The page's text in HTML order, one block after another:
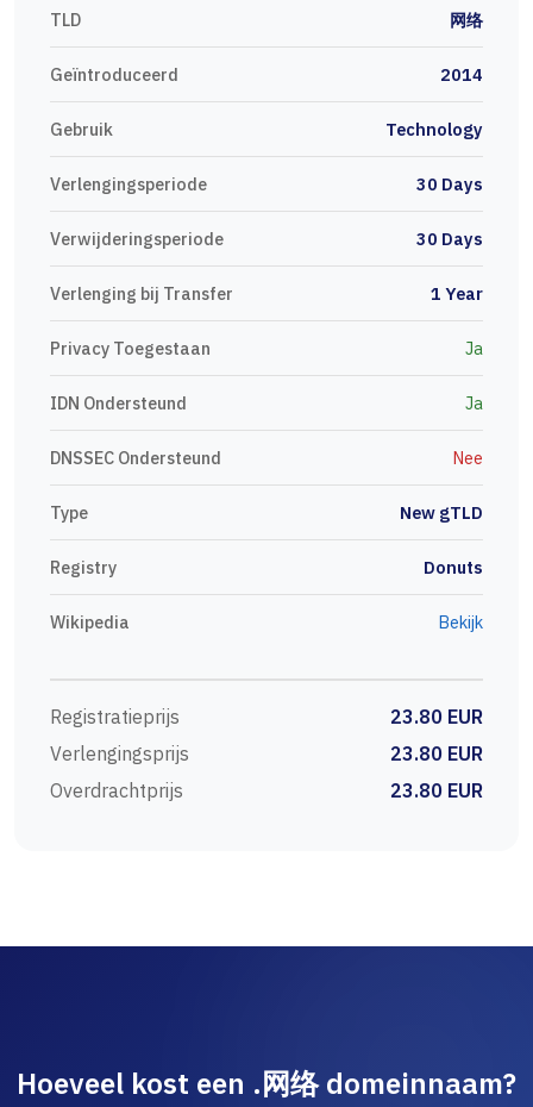
TLD 网络
Geïntroduceerd 2014
Gebruik Technology
Verlengingsperiode 30 Days
Verwijderingsperiode 30 Days
Verlenging bij Transfer 1 Year
Privacy Toegestaan Ja
IDN Ondersteund Ja
DNSSEC Ondersteund Nee
Type New gTLD
Registry Donuts
Wikipedia Bekijk
Registratieprijs
23.80 EUR
Verlengingsprijs
23.80 EUR
Overdrachtprijs
23.80 EUR
Hoeveel kost een .网络 domeinnaam?